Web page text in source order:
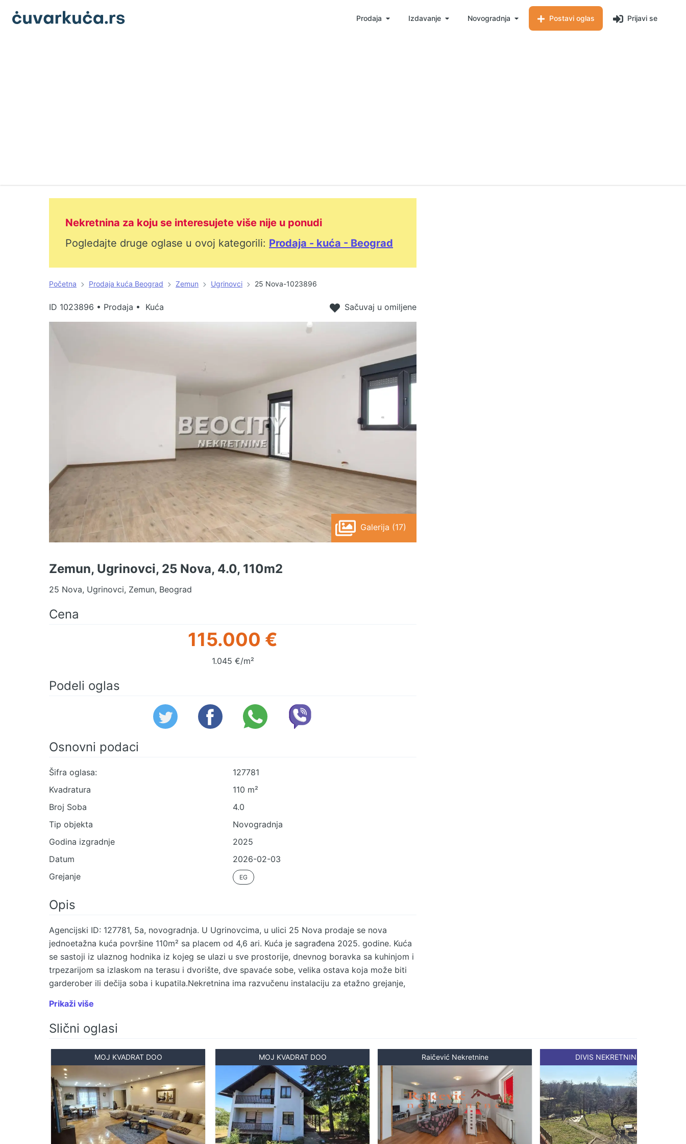
Prodaja Izdavanje Novogradnja Postavi oglas Prijavi se
Nekretnina za koju se interesujete više nije u ponudi
Pogledajte druge oglase u ovoj kategorili: Prodaja - kuća - Beograd
Početna Prodaja kuća Beograd Zemun Ugrinovci 25 Nova-1023896
ID 1023896 • Prodaja • Kuća Sačuvaj u omiljene
Galerija (17)
Zemun, Ugrinovci, 25 Nova, 4.0, 110m2
25 Nova, Ugrinovci, Zemun, Beograd
Cena
115.000 €
1.045 €/m²
Podeli oglas
Osnovni podaci
Šifra oglasa:
127781
Kvadratura
110 m²
Broj Soba
4.0
Tip objekta
Novogradnja
Godina izgradnje
2025
Datum
2026-02-03
Grejanje
EG
Opis
Agencijski ID: 127781, 5a, novogradnja. U Ugrinovcima, u ulici 25 Nova prodaje se nova
jednoetažna kuća površine 110m² sa placem od 4,6 ari. Kuća je sagrađena 2025. godine. Kuća
se sastoji iz ulaznog hodnika iz kojeg se ulazi u sve prostorije, dnevnog boravka sa kuhinjom i
trpezarijom sa izlaskom na terasu i dvorište, dve spavaće sobe, velika ostava koja može biti
garderober ili dečija soba i kupatila.Nekretnina ima razvučenu instalaciju za etažno grejanje,
je izuzetno praktična - osnovna škola je udaljena 250 metara, centar mesta 500 metara, a
dom zdravlja 400 metara od kuće. Kuća je spremna za legalizaciju i odmah useljiva. Kupovina
na kredit nije moguća. Ova nekretnina predstavlja odličnu priliku za život u novoj kući na
dobroj lokaciji sa svim potrebnim sadržajima u neposrednoj blizini. Agencijska provizija 2%.
Telefoni: 060/555-3901 • 011/319-2323.
Prikaži više
Slični oglasi
MOJ KVADRAT DOO MOJ KVADRAT DOO Raičević Nekretnine DIVIS NEKRETNINE DOO